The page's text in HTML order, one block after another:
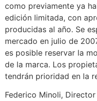
como previamente ya
edición limitada, con
producidas al año. Se
mercado en julio de
es posible reservar la
de la marca. Los
tendrán prioridad en la
Federico Minoli,